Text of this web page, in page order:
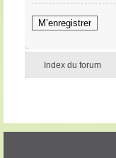
M’enregistrer
Index du forum